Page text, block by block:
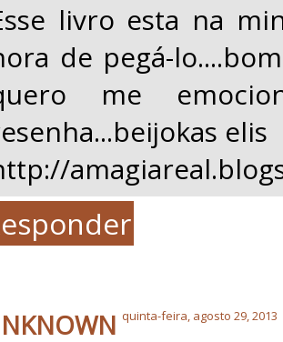
livro esta na
de pegá-
me
elis
quinta-feira, agosto 29, 2013